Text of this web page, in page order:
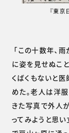
『東京
「この十数年、
に姿を見せぬこ
くばくもないと
めた。老人は洋
きた写真で外人
ってみようと思い